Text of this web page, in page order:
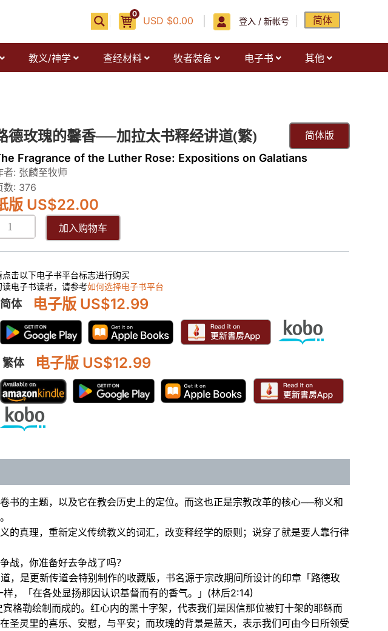
简体
0
USD $0.00 登入 / 新帐号
教义/神学 查经材料 牧者装备 电子书 其他
德玫瑰的馨香──加拉太书释经讲道(繁) 简体版
Fragrance of the Luther Rose: Expositions on Galatians
者: 张麟至牧师
数: 376
版 US$22.00
經
講
量
加入购物车
点击以下电子书平台标志进行购买
读电子书读者，请参考如何选择电子书平台
简体 电子版 US$12.99
繁体 电子版 US$12.99
书的主题，以及它在教会历史上的定位。而这也正是宗教改革的核心──称义和
的真理，重新定义传统教义的词汇，改变释经学的原则；说穿了就是要人靠行律
战，你准备好去争战了吗？
，是更新传道会特别制作的收藏版，书名源于宗改期间所设计的印章「路德玫
，「在各处显扬那因认识基督而有的香气。」(林后2:14)
格勒绘制而成的。红心内的黑十字架，代表我们是因信那位被钉十架的耶稣而
圣灵里的喜乐、安慰，与平安；而玫瑰的背景是蓝天，表示我们可由今日所领受